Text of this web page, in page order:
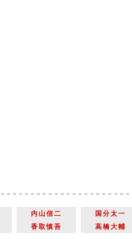
内山信二 国分太一
香取慎吾 高橋大輔